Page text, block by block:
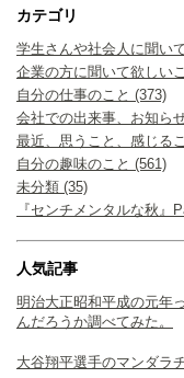
カテゴリ
学生さんや社会人に聞い
企業の方に聞いて欲しい
自分の仕事のこと (373)
会社での出来事、お知ら
最近、思うこと、感じる
自分の趣味のこと (561)
未分類 (35)
『センチメンタルな秋』
人気記事
明治大正昭和平成の元年
んだろうか調べてみた。
大谷翔平選手のマンダラ